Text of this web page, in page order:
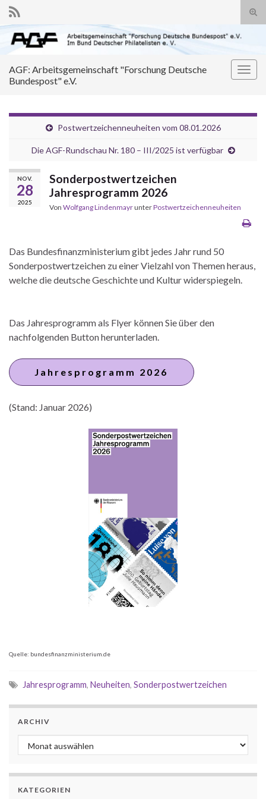
Search for:
AGF: Arbeitsgemeinschaft "Forschung Deutsche
Bundespost" e.V.
Postwertzeichenneuheiten vom 08.01.2026
Die AGF-Rundschau Nr. 180 – III/2025 ist verfügbar
NOV.
28
2025
Sonderpostwertzeichen
Jahresprogramm 2026
Von Wolfgang LindenmayrunterPostwertzeichenneuheiten
Das Bundesfinanzministerium gibt jedes Jahr rund 50
Sonderpostwertzeichen zu einer Vielzahl von Themen heraus,
welche die deutsche Geschichte und Kultur widerspiegeln.
Das Jahresprogramm als Flyer können Sie über den
nachfolgenden Button herunterladen.
Jahresprogramm 2026
(Stand: Januar 2026)
Quelle: bundesfinanzministerium.de
Jahresprogramm, Neuheiten, Sonderpostwertzeichen
ARCHIV
Archiv
KATEGORIEN